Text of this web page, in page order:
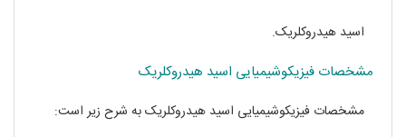
اسید هیدروکلریک.
مشخصات فیزیکوشیمیایی اسید هیدروکلریک
مشخصات فیزیکوشیمیایی اسید هیدروکلریک به شرح زیر است: